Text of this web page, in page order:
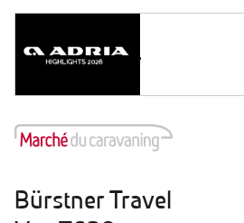
Bürstner Travel